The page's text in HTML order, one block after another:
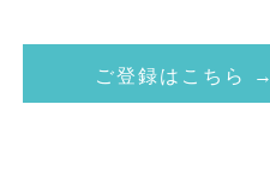
ご登録はこちら →